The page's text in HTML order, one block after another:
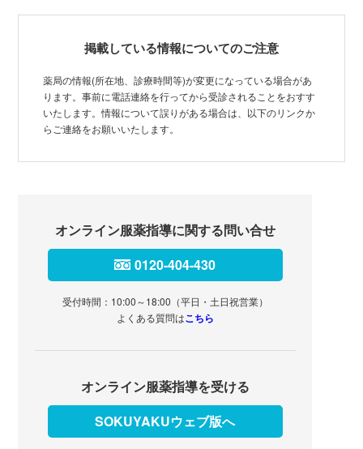
掲載している情報についてのご注意
薬局の情報(所在地、診療時間等)が変更になっている場合があ
ります。事前に電話連絡を行ってから受診されることをおすす
いたします。情報について誤りがある場合は、以下のリンクか
らご連絡をお願いいたします。
オンライン服薬指導に関する問い合せ
0120-404-430
受付時間：10:00～18:00（平日・土日祝営業）
よくある質問はこちら
オンライン服薬指導を受ける
SOKUYAKUウェブ版へ